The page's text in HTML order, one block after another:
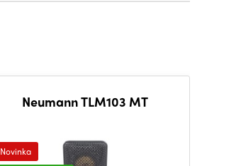
Neumann TLM103 MT
Novinka